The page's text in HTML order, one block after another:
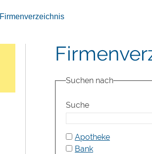
Firmenverzeichnis
Suchen nach
Suche
Apotheke
Bank